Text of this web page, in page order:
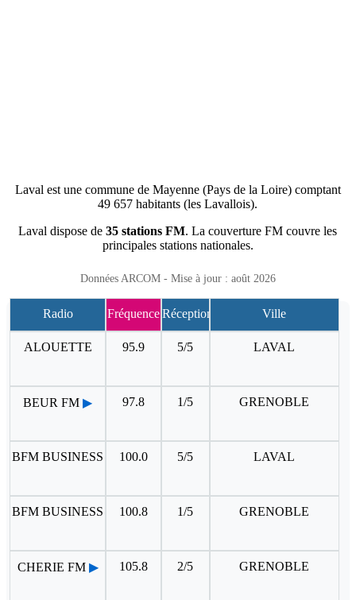
Laval est une commune de Mayenne (Pays de la Loire) comptant
49 657 habitants (les Lavallois).
Laval dispose de35 stations FM. La couverture FM couvre les
principales stations nationales.
Données ARCOM - Mise à jour : août 2026
Radio FréquenceRéception Ville
ALOUETTE 95.9 5/5 LAVAL
BEUR FM ▶ 97.8 1/5 GRENOBLE
BFM BUSINESS 100.0 5/5 LAVAL
BFM BUSINESS 100.8 1/5 GRENOBLE
CHERIE FM ▶ 105.8 2/5 GRENOBLE